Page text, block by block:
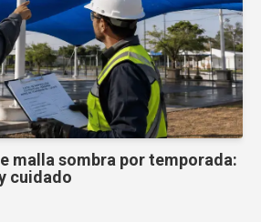
malla sombra por temporada:
cuidado